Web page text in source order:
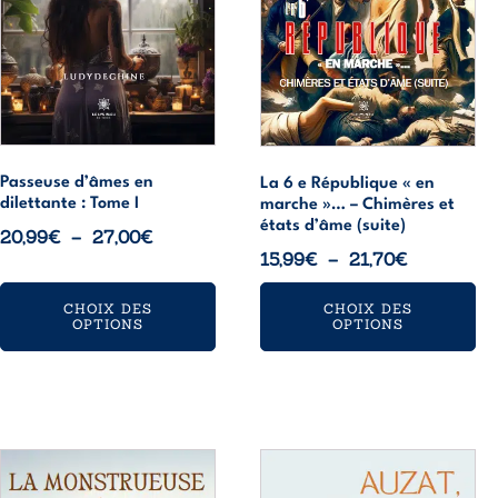
Passeuse d’âmes en
dilettante : Tome I
20,99€ – 27,00€Plage
à
CHOIX DES
OPTIONS
options
peuvent
être
choisies
page
du
produit
La 6 e République « en
marche »… – Chimères et
états d’âme (suite)
15,99€ – 21,70€Plage
de
prix :
CHOIX DES
OPTIONS
options
peuvent
être
choisies
sur
la
page
du
produit
produit